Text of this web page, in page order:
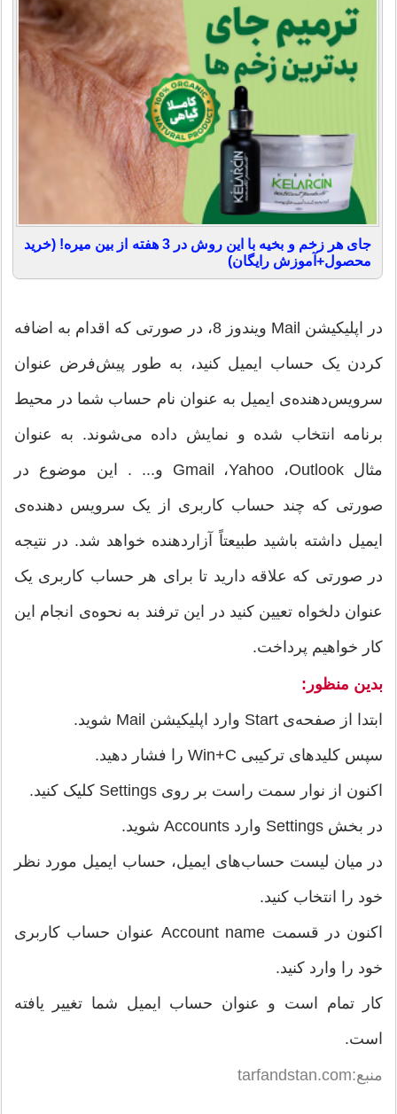
جای هر زخم و بخیه با این روش در 3 هفته از بین میره! (خرید
محصول+آموزش رایگان)
در اپلیکیشن Mail ویندوز 8، در صورتی که اقدام به اضافه
کردن یک حساب ایمیل کنید، به طور پیش‌فرض عنوان
سرویس‌دهنده‌ی ایمیل به عنوان نام حساب شما در محیط
برنامه انتخاب شده و نمایش داده می‌شوند. به عنوان
مثال Gmail ،Yahoo ،Outlook و... . این موضوع در
صورتی که چند حساب کاربری از یک سرویس دهنده‌ی
ایمیل داشته باشید طبیعتاً آزاردهنده خواهد شد. در نتیجه
در صورتی که علاقه‌ دارید تا برای هر حساب کاربری یک
عنوان دلخواه تعیین کنید در این ترفند به نحوه‌ی انجام این
کار خواهیم پرداخت.
بدین منظور:
ابتدا از صفحه‌ی Start وارد اپلیکیشن Mail شوید.
سپس کلیدهای ترکیبی Win+C را فشار دهید.
اکنون از نوار سمت راست بر روی Settings کلیک کنید.
در بخش Settings وارد Accounts شوید.
در میان لیست حساب‌های ایمیل، حساب ایمیل مورد نظر
خود را انتخاب کنید.
اکنون در قسمت Account name عنوان حساب کاربری
خود را وارد کنید.
کار تمام است و عنوان حساب ایمیل شما تغییر یافته
است.
منبع:tarfandstan.com